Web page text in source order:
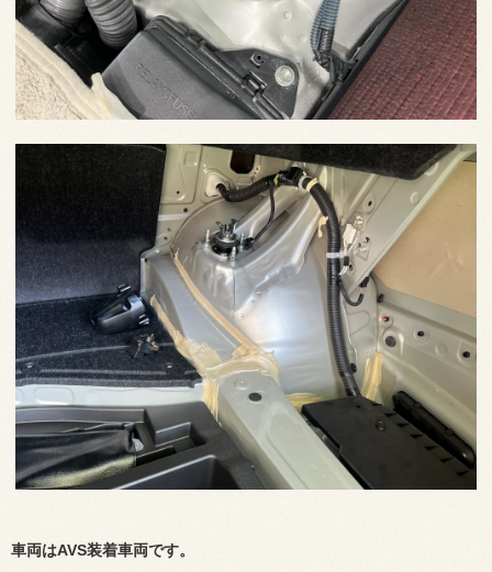
車両はAVS装着車両です。